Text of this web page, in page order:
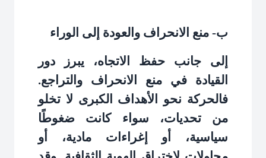
ب- منع الانحراف والعودة إلى الوراء
إلى جانب حفظ الاتجاه، يبرز دور
القيادة في منع الانحراف والتراجع.
فالحركة نحو الأهداف الكبرى لا تخلو
من تحديات، سواء كانت ضغوطًا
سياسية، أو إغراءات مادية، أو